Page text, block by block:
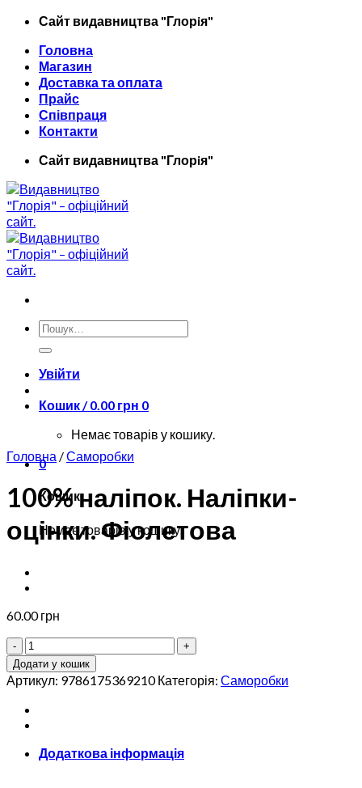
Skip
content
Сайт видавництва "Глорiя"
Головна
Магазин
Доставка та оплата
Прайс
Співпраця
Контакти
Сайт видавництва "Глорiя"
Шукати:
Увійти
Кошик /0.00 грн 0
Немає товарів у кошику.
0
Кошик
Немає товарів у кошику.
Головна /Саморобки
100% наліпок. Наліпки-
оцінки. Фіолетова
60.00грн
100%
наліпок.
Наліпки-
оцінки.
Фіолетова
кількість
Додати у кошик
Артикул: 9786175369210 Категорія: Саморобки
Додаткова інформація